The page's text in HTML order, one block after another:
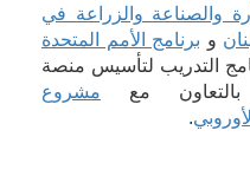
والصناعة والزراعة في
و برنامج الأمم المتحدة
التدريب لتأسيس منصة
مع
مشروع
.